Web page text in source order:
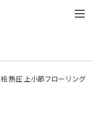
桧 熱圧 上小節フローリング